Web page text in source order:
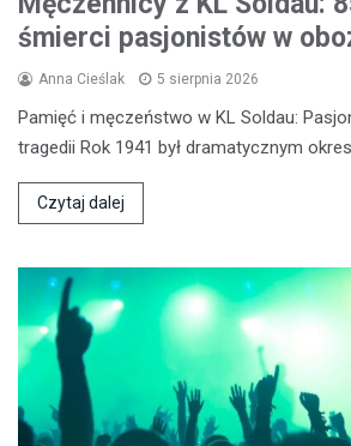
śmierci pasjonistów w
Anna Cieślak 5 sierpnia 2026
Pamięć i męczeństwo w KL Soldau:
tragedii Rok 1941 był dramatycznym
Czytaj dalej